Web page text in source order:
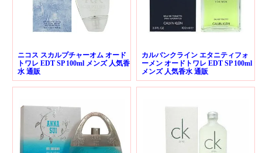
ニコス スカルプチャーオム オード
トワレ EDT SP 100ml メンズ 人気香
水 通販
カルバンクライン エタニティフォ
ーメン オードトワレ EDT SP 100ml
メンズ 人気香水 通販